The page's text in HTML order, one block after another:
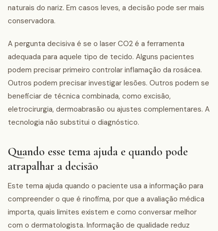
naturais do nariz. Em casos leves, a decisão pode ser mais
conservadora.
A pergunta decisiva é se o laser CO2 é a ferramenta
adequada para aquele tipo de tecido. Alguns pacientes
podem precisar primeiro controlar inflamação da rosácea.
Outros podem precisar investigar lesões. Outros podem se
beneficiar de técnica combinada, como excisão,
eletrocirurgia, dermoabrasão ou ajustes complementares. A
tecnologia não substitui o diagnóstico.
Quando esse tema ajuda e quando pode
atrapalhar a decisão
Este tema ajuda quando o paciente usa a informação para
compreender o que é rinofima, por que a avaliação médica
importa, quais limites existem e como conversar melhor
com o dermatologista. Informação de qualidade reduz